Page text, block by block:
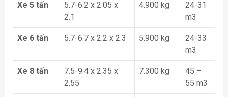
Xe 5 tấn
5.7-6.2 x 2.05 x
2.1
4.900 kg
24-31
m3
Xe 6 tấn 5.7-6.7 x 2.2 x 2.3 5.900 kg
24-33
m3
Xe 8 tấn
7.5-9.4 x 2.35 x
2.55
7.300 kg
45 –
55 m3